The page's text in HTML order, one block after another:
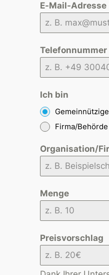
E-Mail-Adresse
Telefonnummer
Ich bin
Firma/Behörde
Organisation/
Menge
Preisvorschlag